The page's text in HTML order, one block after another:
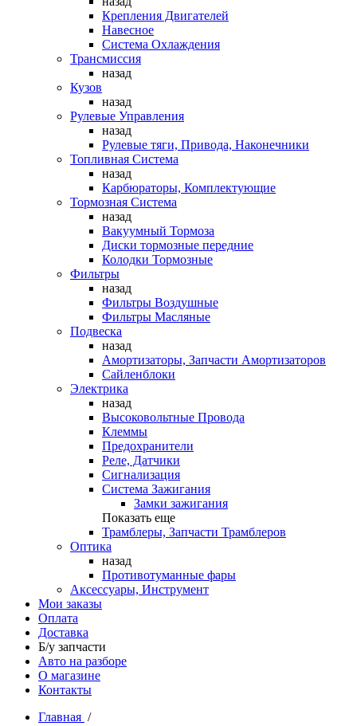
Крепления Двигателей
Навесное
Система Охлаждения
Трансмиссия
назад
Кузов
назад
Рулевые Управления
назад
Рулевые тяги, Привода, Наконечники
Топливная Система
назад
Карбюраторы, Комплектующие
Тормозная Система
назад
Вакуумный Тормоза
Диски тормозные передние
Колодки Тормозные
Фильтры
назад
Фильтры Воздушные
Фильтры Масляные
Подвеска
назад
Амортизаторы, Запчасти Амортизаторов
Сайленблоки
Электрика
назад
Высоковольтные Провода
Клеммы
Предохранители
Реле, Датчики
Сигнализация
Система Зажигания
Замки зажигания
Показать еще
Трамблеры, Запчасти Трамблеров
Оптика
назад
Противотуманные фары
Аксессуары, Инструмент
Мои заказы
Оплата
Доставка
Б/у запчасти
Авто на разборе
О магазине
Контакты
Главная /